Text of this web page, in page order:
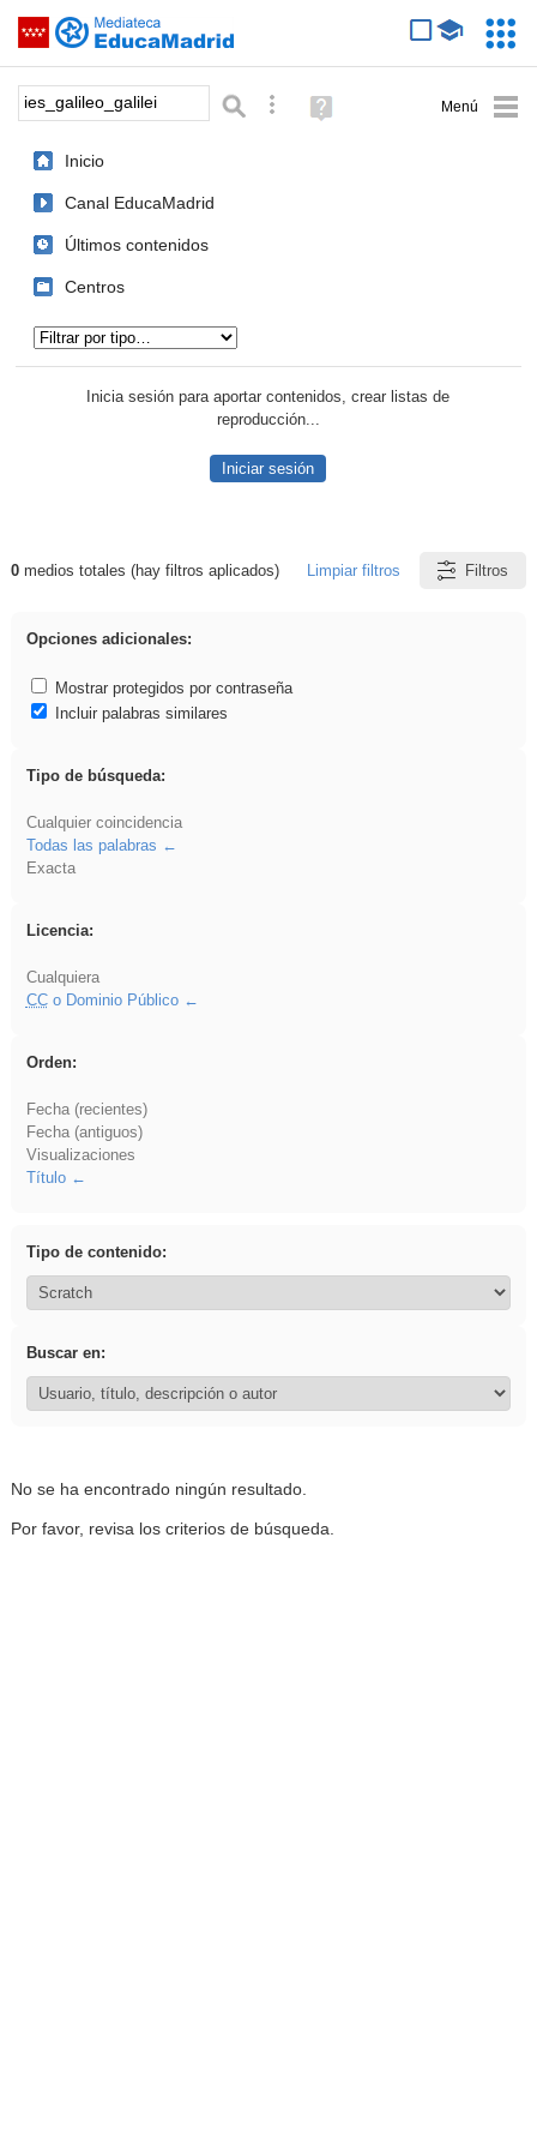
Saltar navegación
Palabra o frase: Búsqueda avanzada
Ayuda
(en
Inicio
Canal EducaMadrid
Últimos contenidos
Centros
Inicia sesión para aportar contenidos, crear listas de
reproducción...
Iniciar sesión
Resultados de: ies_galileo_galilei
0medios totales (hay filtros aplicados) Limpiar filtros Filtros
Opciones adicionales:
Mostrar protegidos por contraseña
Incluir palabras similares
Tipo de búsqueda:
Cualquier coincidencia
Todas las palabras
Exacta
Licencia:
Cualquiera
CCo Dominio Público
Orden:
Fecha (recientes)
Fecha (antiguos)
Visualizaciones
Título
Tipo de contenido:
Buscar en:
No se ha encontrado ningún resultado.
Por favor, revisa los criterios de búsqueda.